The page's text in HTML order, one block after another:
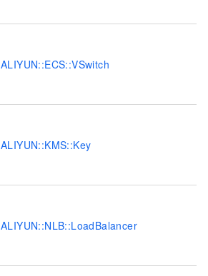
ALIYUN::ECS::VSwitch
ALIYUN::KMS::Key
ALIYUN::NLB::LoadBalancer